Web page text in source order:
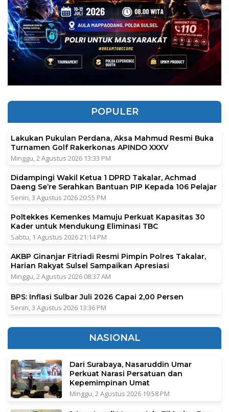
POPULER
Lakukan Pukulan Perdana, Aksa Mahmud Resmi Buka
Turnamen Golf Rakerkonas APINDO XXXV
Minggu, 2 Agustus 2026 13:33 PM
Didampingi Wakil Ketua 1 DPRD Takalar, Achmad
Daeng Se’re Serahkan Bantuan PIP Kepada 106 Pelajar
Senin, 3 Agustus 2026 20:55 PM
Poltekkes Kemenkes Mamuju Perkuat Kapasitas 30
Kader untuk Mendukung Eliminasi TBC
Sabtu, 1 Agustus 2026 21:14 PM
AKBP Ginanjar Fitriadi Resmi Pimpin Polres Takalar,
Harian Rakyat Sulsel Sampaikan Apresiasi
Minggu, 2 Agustus 2026 08:37 AM
BPS: Inflasi Sulbar Juli 2026 Capai 2,00 Persen
Senin, 3 Agustus 2026 13:36 PM
NASIONAL
Dari Surabaya, Nasaruddin Umar
Perkuat Narasi Persatuan dan
Kepemimpinan Umat
Minggu, 2 Agustus 2026 19:58 PM